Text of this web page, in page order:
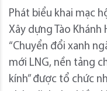
Phát biểu khai mạc
Xây dựng Tào
“Chuyển đổi xanh
mới LNG, nền tảng
kính” được tổ chức